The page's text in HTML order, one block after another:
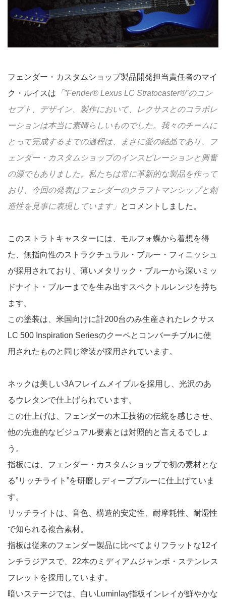
フェンダー・カスタムショップ製品開発担当責任者のマイ
ク・ルイスは 「”Fender® Lexus LC Stratocaster®”のコン
セプト、デザイン、製作において、レクサスとのコラボレ
ーションは本当に素晴らしいものでした。我々のチームに
とって完成するまでの過程は、まさに愛の結晶であり、フ
ェンダー・カスタムショップのインスピレーションと興奮
の源でもありました。私たちは常に革新的な製品を作って
おり、今回の発表はフェンダーのクラフトマンシップと創
造性を見事に表現しています」 とコメントしました。
このストラトキャスターには、モルフォ蝶から着想を得
た、無指向性のストラクチュラル・ブルー・フィニッシュ
が採用されており、薄いメタリック・ブルーから深いミッ
ドナイト・ブルーまでを生み出すスペクトルレンジを持ち
ます。
この塗装は、米国向けに計200台のみ生産されたレクサス
LC 500 Inspiration Seriesのクーペとコンバーチブルに使
用されたものと同じ塗装が採用されています。
ネックは美しい3Aフレイムメイプルを採用し、光沢のあ
るウレタンで仕上げられています。
この仕上げは、フェンダーの木工技術の伝統を感じさせ、
他の先進的なビジュアル要素とは対照的と言えるでしょ
う。
指板には、フェンダー・カスタムショップで初の素材とな
る”リッチライト”を研磨しディープブルーに仕上げていま
す。
リッチライトは、音色、構造的安定性、耐摩耗性、耐湿性
で知られる複合素材。
指板は従来のフェンダー製品に比べてよりフラットな12イ
ンチラジアスで、22本のミディアムジャンボ・ステンレス
フレットを採用しています。
暗いステージでは、白いLuminlay指板インレイが鮮やかな